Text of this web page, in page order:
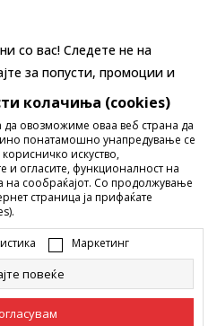
со вас! Следете не на
за попусти, промоции и
колачиња (cookies)
овозможиме оваа веб страна да
понатамошно унапредување се
искуство,
и огласите, функционалност на
на сообраќајот. Со продолжување
страница ја прифаќате
Маркетинг
повеќе